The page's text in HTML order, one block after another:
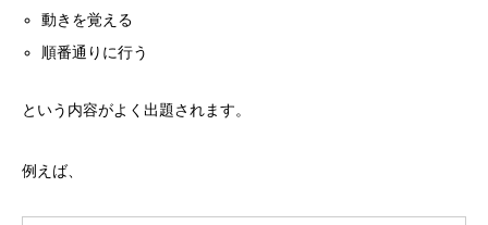
動きを覚える
順番通りに行う
という内容がよく出題されます。
例えば、